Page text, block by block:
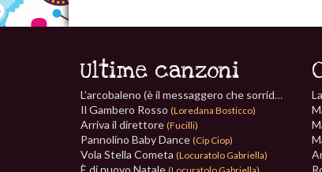
Ultime canzoni
L’arcobaleno (è il messaggero che sorride) (Paolo
Il Gambero Rosso (Loredana Bosticco)
Arriva il direttore (Fucilli)
Pannolino Baby Dance (Cip Ciop)
Vola Stella Cometa (Locuratolo Gabriella)
È di nuovo Natale